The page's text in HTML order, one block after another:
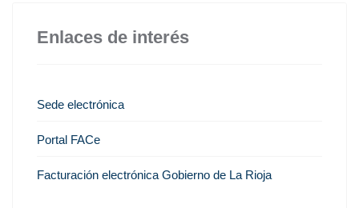
Enlaces de interés
Sede electrónica
Portal FACe
Facturación electrónica Gobierno de La Rioja